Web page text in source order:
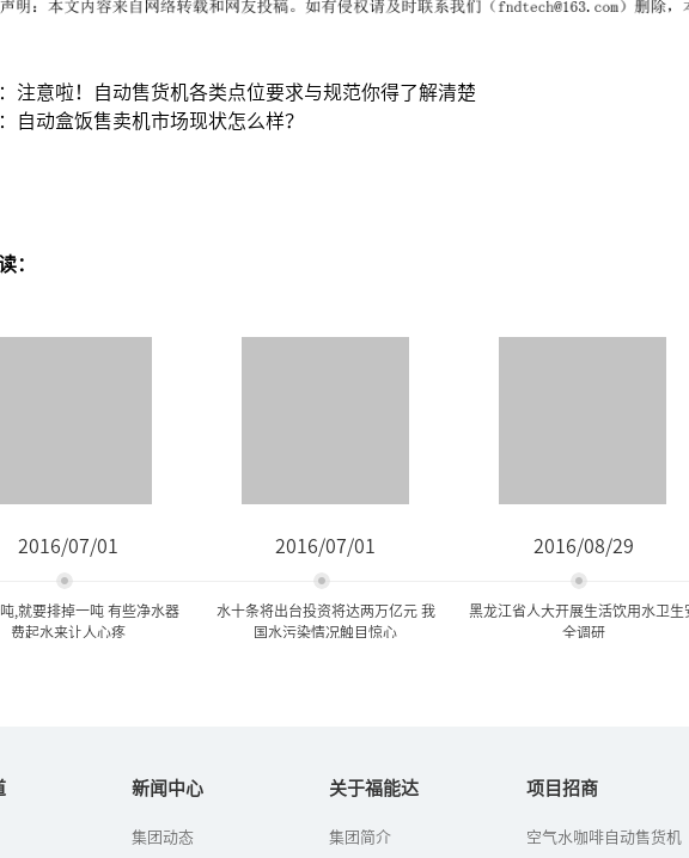
注意啦！自动售货机各类点位要求与规范你得了解清楚
自动盒饭售卖机市场现状怎么样？
：
2016/07/01
,就要排掉一吨 有些净水器
费起水来让人心疼
，市民越来越注意饮
2016/07/01
水十条将出台投资将达两万亿元 我
国水污染情况触目惊心
水十条”的《水污染防治
2016/08/29
黑龙江省人大开展生活饮用水卫生
全调研
目前,饮水水源受污染的情
新闻中心
集团动态
关于福能达
集团简介
项目招商
空气水咖啡自动售货机